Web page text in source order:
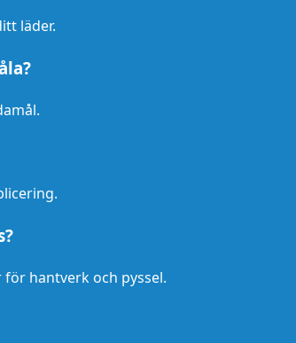
läder.
hantverk och pyssel.